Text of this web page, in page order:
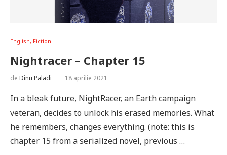
English, Fiction
Nightracer – Chapter 15
de Dinu Paladi 18 aprilie 2021
In a bleak future, NightRacer, an Earth campaign
veteran, decides to unlock his erased memories. What
he remembers, changes everything. (note: this is
chapter 15 from a serialized novel, previous …